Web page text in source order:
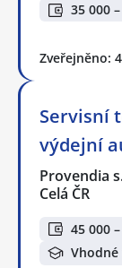
35 000
Zveřejněno:
Servisní
výdejní
Provendia
Celá ČR
45 000